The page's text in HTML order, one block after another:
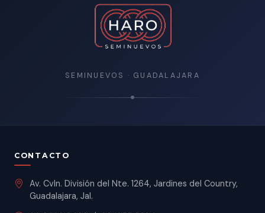
SEMINUEVOS · GUADALAJARA
CONTACTO
Av. Cvln. División del Nte. 1264, Jardines del Country,
Guadalajara, Jal.